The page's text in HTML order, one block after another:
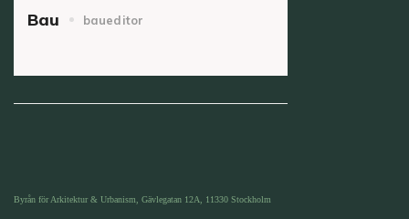
Bau baueditor
Byrån för Arkitektur & Urbanism, Gävlegatan 12A, 11330 Stockholm